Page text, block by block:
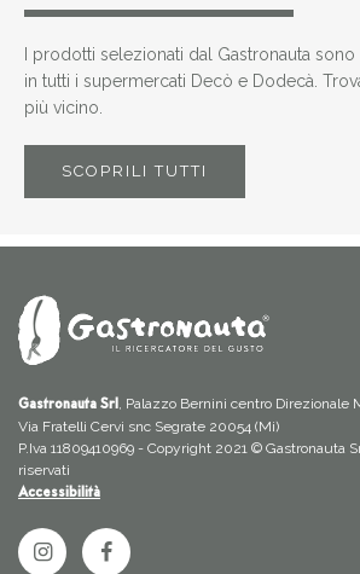
I prodotti selezionati dal Gastronauta
in tutti i supermercati Decò e Dodecà.
più vicino.
SCOPRILI TUTTI
Gastronauta Srl, Palazzo Bernini centro Direzionale
Via Fratelli Cervi snc Segrate 20054 (Mi)
P.Iva 11809410969 - Copyright 2021 © Gastronauta
riservati
Accessibilità